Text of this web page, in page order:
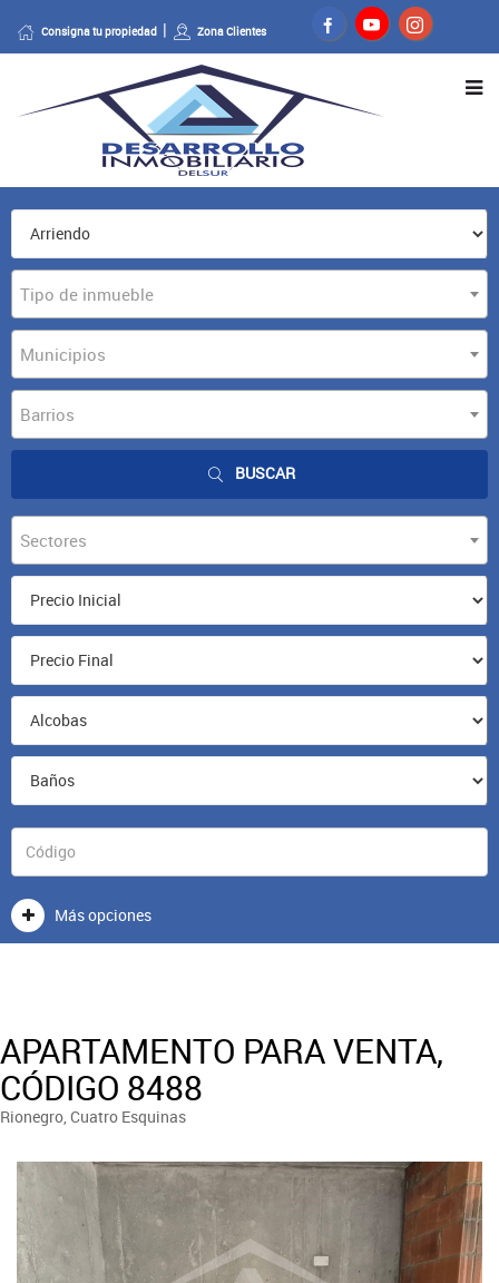
Consigna tu propiedad Zona Clientes
Tipo de inmueble
Municipios
Barrios
BUSCAR
Sectores
Más opciones
APARTAMENTO PARA VENTA,
CÓDIGO 8488
Rionegro, Cuatro Esquinas